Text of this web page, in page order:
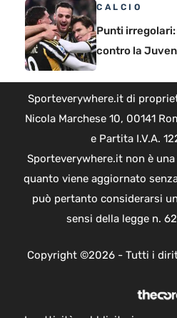
CALCIO
Punti
contro la
Sporteverywhere.it di
Nicola Marchese 10, 00141
e Partita I.V.A.
Sporteverywhere.it non è
quanto viene aggiornato
può pertanto considerarsi
sensi della legge n.
Copyright ©2026 - Tutti i